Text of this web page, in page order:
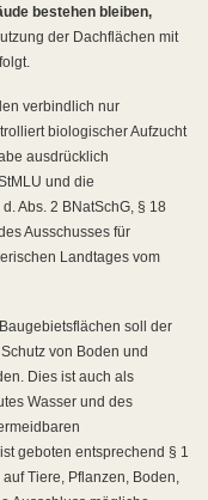
bestehen bleiben,
der Dachflächen mit
verbindlich nur
biologischer Aufzucht
ausdrücklich
und die
Abs. 2 BNatSchG, § 18
Ausschusses für
Landtages vom
soll der
von Boden und
Dies ist auch als
Wasser und des
geboten entsprechend § 1
Tiere, Pflanzen, Boden,